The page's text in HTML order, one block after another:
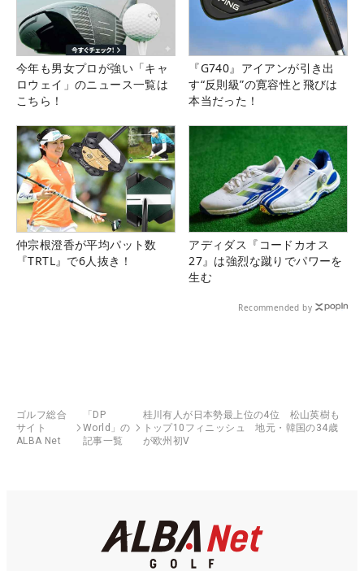
今年も男女プロが強い「キャ
ロウェイ」のニュース一覧は
こちら！
『G740』アイアンが引き出
す“反則級”の寛容性と飛びは
本当だった！
仲宗根澄香が平均パット数
『TRTL』で6人抜き！
アディダス『コードカオス
27』は強烈な蹴りでパワーを
生む
Recommended by
ゴルフ総合
サイト
ALBA Net
「DP
World」の
記事一覧
桂川有人が日本勢最上位の4位 松山英樹も
トップ10フィニッシュ 地元・韓国の34歳
が欧州初V